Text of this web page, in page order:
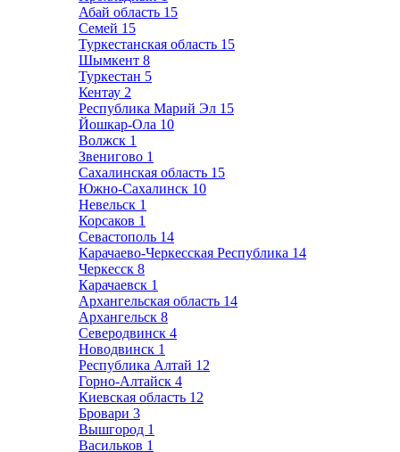
Абай область 15
Семей 15
Туркестанская область 15
Шымкент 8
Туркестан 5
Кентау 2
Республика Марий Эл 15
Йошкар-Ола 10
Волжск 1
Звенигово 1
Сахалинская область 15
Южно-Сахалинск 10
Невельск 1
Корсаков 1
Севастополь 14
Карачаево-Черкесская Республика 14
Черкесск 8
Карачаевск 1
Архангельская область 14
Архангельск 8
Северодвинск 4
Новодвинск 1
Республика Алтай 12
Горно-Алтайск 4
Киевская область 12
Бровари 3
Вышгород 1
Васильков 1